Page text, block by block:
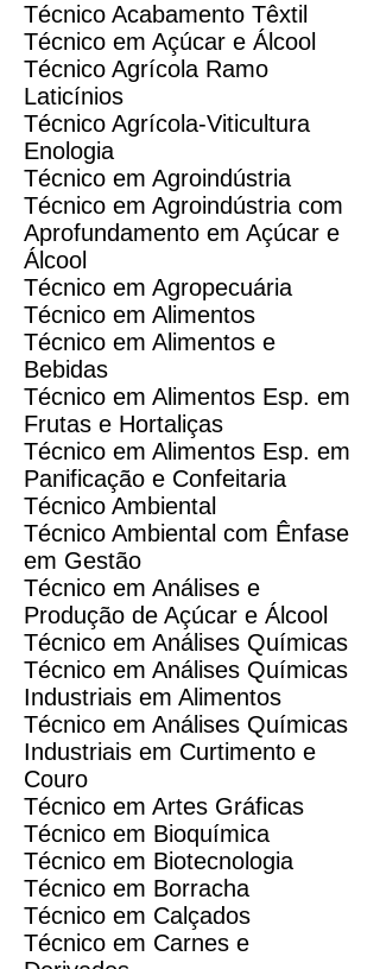
Técnico Acabamento Têxtil
Técnico em Açúcar e Álcool
Técnico Agrícola Ramo
Laticínios
Técnico Agrícola-Viticultura
Enologia
Técnico em Agroindústria
Técnico em Agroindústria com
Aprofundamento em Açúcar e
Álcool
Técnico em Agropecuária
Técnico em Alimentos
Técnico em Alimentos e
Bebidas
Técnico em Alimentos Esp. em
Frutas e Hortaliças
Técnico em Alimentos Esp. em
Panificação e Confeitaria
Técnico Ambiental
Técnico Ambiental com Ênfase
em Gestão
Técnico em Análises e
Produção de Açúcar e Álcool
Técnico em Análises Químicas
Técnico em Análises Químicas
Industriais em Alimentos
Técnico em Análises Químicas
Industriais em Curtimento e
Couro
Técnico em Artes Gráficas
Técnico em Bioquímica
Técnico em Biotecnologia
Técnico em Borracha
Técnico em Calçados
Técnico em Carnes e